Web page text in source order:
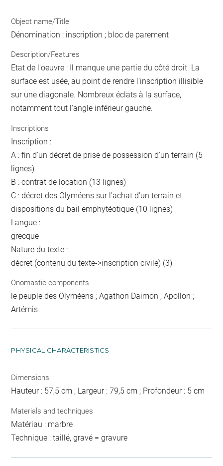
Object name/Title
Dénomination : inscription ; bloc de parement
Description/Features
Etat de l'oeuvre : Il manque une partie du côté droit. La
surface est usée, au point de rendre l'inscription illisible
sur une diagonale. Nombreux éclats à la surface,
notamment tout l'angle inférieur gauche.
Inscriptions
Inscription :
A : fin d'un décret de prise de possession d'un terrain (5
lignes)
B : contrat de location (13 lignes)
C : décret des Olyméens sur l'achat d'un terrain et
dispositions du bail emphytéotique (10 lignes)
Langue :
grecque
Nature du texte :
décret (contenu du texte->inscription civile) (3)
Onomastic components
le peuple des Olyméens ; Agathon Daimon ; Apollon ;
Artémis
PHYSICAL CHARACTERISTICS
Dimensions
Hauteur : 57,5 cm ; Largeur : 79,5 cm ; Profondeur : 5 cm
Materials and techniques
Matériau : marbre
Technique : taillé, gravé = gravure